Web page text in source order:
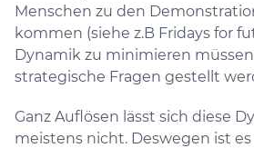
Menschen zu den
kommen (siehe z.B Fridays for
Dynamik zu minimieren
strategische Fragen gestellt
Ganz Auflösen lässt sich diese
meistens nicht. Deswegen ist